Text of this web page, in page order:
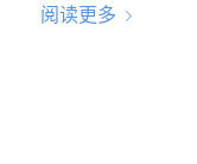
阅读更多